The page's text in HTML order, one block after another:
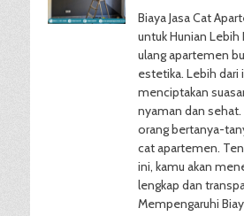
Biaya Jasa Cat
untuk Hunian
ulang apartemen
estetika. Lebih dari
menciptakan
nyaman dan sehat.
orang bertanya-
cat apartemen.
ini, kamu akan
lengkap dan
Mempengaruhi